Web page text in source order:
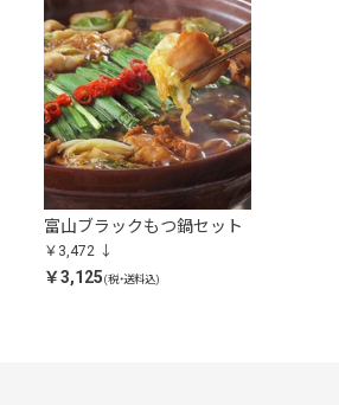
富山ブラックもつ鍋セット
￥3,472
￥3,125(税・送料込)